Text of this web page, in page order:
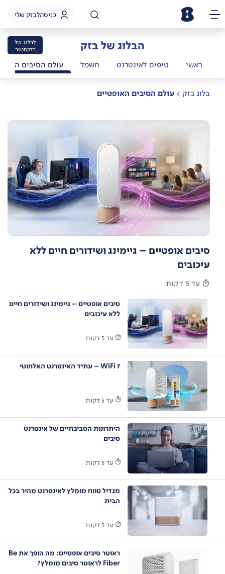
כניסהלבזק שלי
הבלוג של בזק
לבלוג של
בזקסטור
ראשי טיפים לאינטרנט חשמל עולם הסיבים
בלוג בזק > עולם הסיבים האופטיים
סיבים אופטיים – גיימינג ושידורים חיים ללא
עיכובים
עד 5 דקות
סיבים אופטיים – גיימינג ושידורים חיים
ללא עיכובים
עד 5 דקות
7 WiFi – עתיד האינטרנט האלחוטי
עד 5 דקות
היתרונות הסביבתיים של אינטרנט
סיבים
עד 5 דקות
מגדיל טווח מומלץ לאינטרנט מהיר בכל
הבית
עד 5 דקות
ראוטר סיבים אופטיים: מה הופך את Be
Fiber לראוטר סיבים מומלץ?